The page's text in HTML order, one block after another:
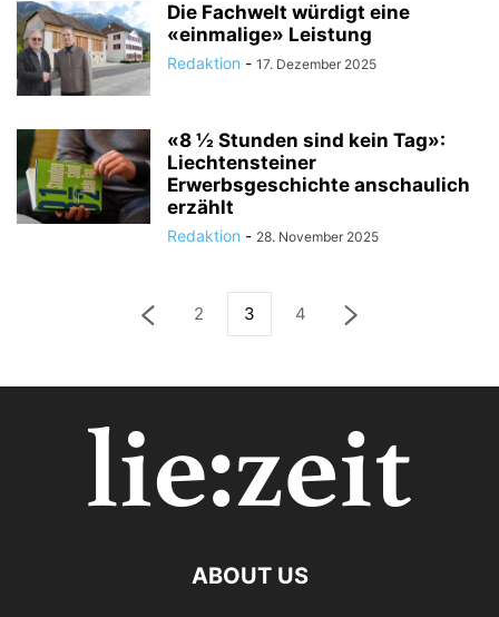
Die Fachwelt würdigt eine
«einmalige» Leistung
Redaktion - 17. Dezember 2025
«8 ½ Stunden sind kein Tag»:
Liechtensteiner
Erwerbsgeschichte anschaulich
erzählt
Redaktion - 28. November 2025
2 3 4
ABOUT US